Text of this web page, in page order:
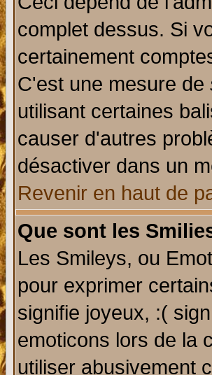
complet dessus. Si
certainement
C'est une mesure de
utilisant certaines
causer d'autres
désactiver dans un
Revenir en haut de
Que sont les
Les Smileys, ou
pour exprimer
signifie joyeux, :(
emoticons lors de la
utiliser abusivement